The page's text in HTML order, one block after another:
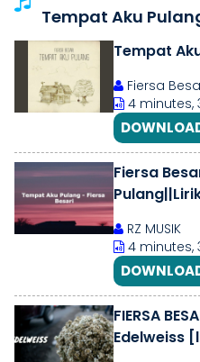
Tempat Aku
Tempat
Fiersa
4 minutes,
Fiersa
RZ MUSIK
4 minutes,
FIERSA
Edelweiss